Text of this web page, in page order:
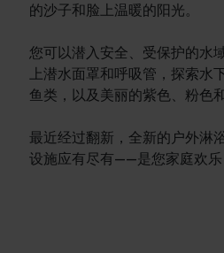
的沙子和脸上温暖的阳光。
您可以潜入安全、受保护的水
上潜水面罩和呼吸管，探索水
鱼类，以及美丽的紫色、粉色
最近经过翻新，全新的户外淋
设施应有尽有——是您家庭欢乐